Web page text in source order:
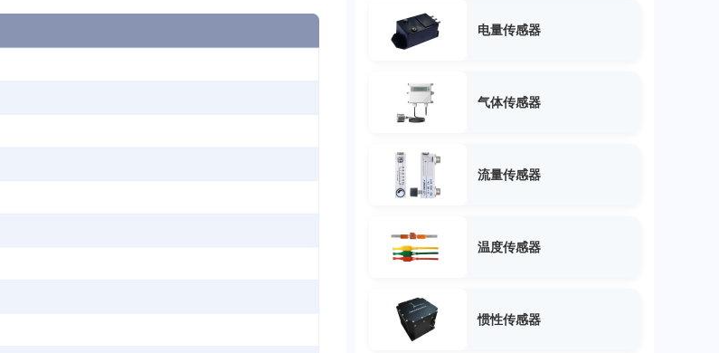
电量传感器
气体传感器
流量传感器
温度传感器
惯性传感器